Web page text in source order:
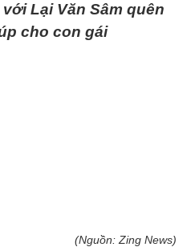
Lại Văn Sâm quên
cho con gái
(Nguồn: Zing News)